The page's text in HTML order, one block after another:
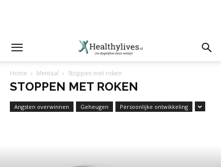
Home Mentaal Stoppen met roken
STOPPEN MET ROKEN
Angsten overwinnen Geheugen Persoonlijke ontwikkeling